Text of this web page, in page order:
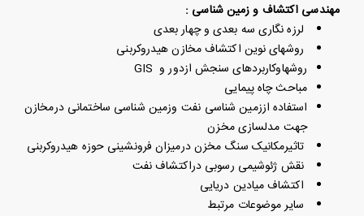
مهندسی اکتشاف و زمین شناسی :
لرزه نگاری سه بعدی و چهار بعدی
روشهای نوین اکتشاف مخازن هیدروکربنی
روشهاوکاربردهای سنجش ازدور و GIS
مباحث چاه پیمایی
استفاده اززمین شناسی نفت وزمین شناسی ساختمانی درمخازن
جهت مدلسازی مخزن
تاثیرمکانیک سنگ مخزن درمیزان فرونشینی حوزه هیدروکربنی
نقش ژئوشیمی رسوبی دراکتشاف نفت
اکتشاف میادین دریایی
سایر موضوعات مرتبط